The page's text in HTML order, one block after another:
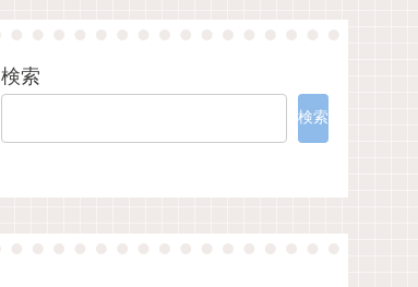
検索
検索